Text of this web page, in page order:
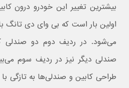
بیشترین تغییر این خودرو درون
می‌شود. در ردیف دوم دو صندلی
صندلی دیگر نیز در ردیف سوم
طراحی کابین و صندلی‌ها به تازگی